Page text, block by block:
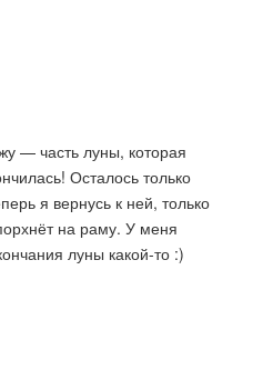
— часть луны, которая
Осталось только
я вернусь к ней, только
на раму. У меня
луны какой-то :)